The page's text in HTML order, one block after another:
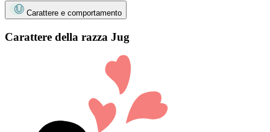
Carattere e comportamento
Carattere della razza Jug